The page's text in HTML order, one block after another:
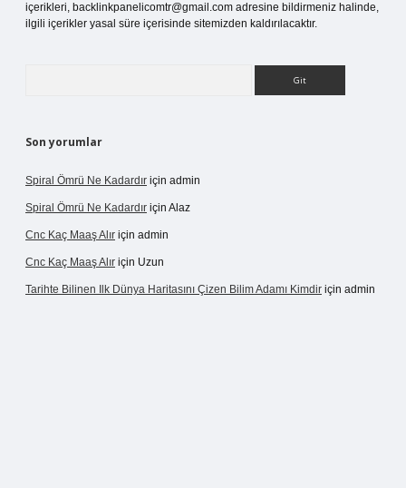
içerikleri, backlinkpanelicomtr@gmail.com adresine bildirmeniz halinde,
ilgili içerikler yasal süre içerisinde sitemizden kaldırılacaktır.
Son yorumlar
Spiral Ömrü Ne Kadardır için admin
Spiral Ömrü Ne Kadardır için Alaz
Cnc Kaç Maaş Alır için admin
Cnc Kaç Maaş Alır için Uzun
Tarihte Bilinen Ilk Dünya Haritasını Çizen Bilim Adamı Kimdir için admin